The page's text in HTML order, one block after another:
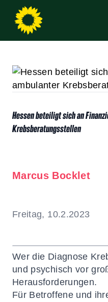
Hessen beteiligt sich an
Krebsberatungsstellen
Marcus Bocklet
Freitag, 10.2.2023
Wer die Diagnose
und psychisch vor
Herausforderungen.
Für Betroffene und